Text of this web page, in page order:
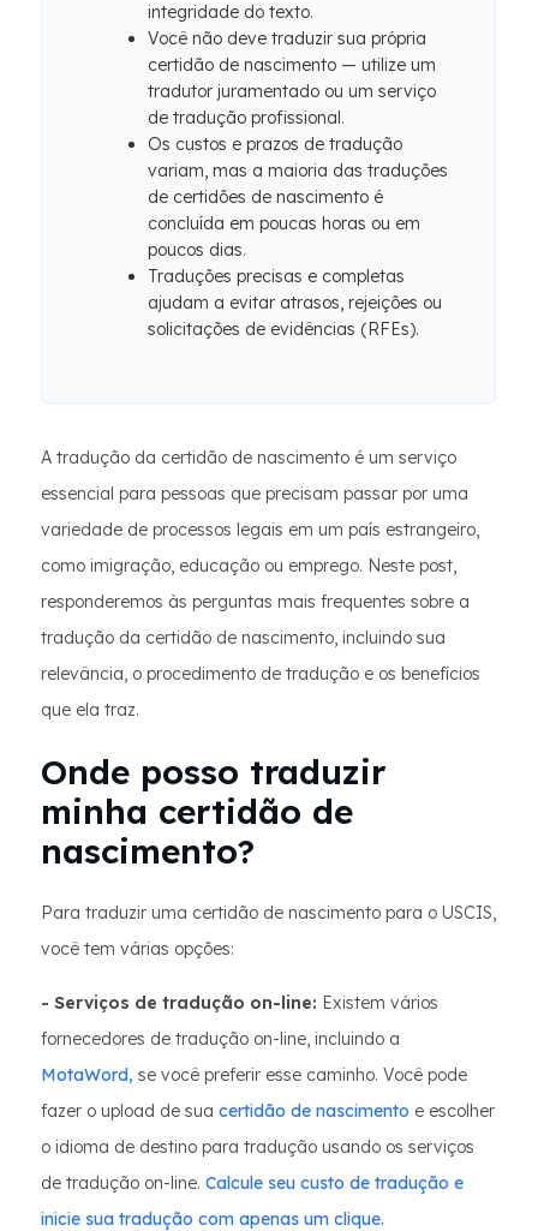
integridade do texto.
Você não deve traduzir sua própria
certidão de nascimento — utilize um
tradutor juramentado ou um serviço
de tradução profissional.
Os custos e prazos de tradução
variam, mas a maioria das traduções
de certidões de nascimento é
concluída em poucas horas ou em
poucos dias.
Traduções precisas e completas
ajudam a evitar atrasos, rejeições ou
solicitações de evidências (RFEs).
A tradução da certidão de nascimento é um serviço
essencial para pessoas que precisam passar por uma
variedade de processos legais em um país estrangeiro,
como imigração, educação ou emprego. Neste post,
responderemos às perguntas mais frequentes sobre a
tradução da certidão de nascimento, incluindo sua
relevância, o procedimento de tradução e os benefícios
que ela traz.
Onde posso traduzir
minha certidão de
nascimento?
Para traduzir uma certidão de nascimento para o USCIS,
você tem várias opções:
- Serviços de tradução on-line: Existem vários
fornecedores de tradução on-line, incluindo a
MotaWord, se você preferir esse caminho. Você pode
fazer o upload de sua certidão de nascimento e escolher
o idioma de destino para tradução usando os serviços
de tradução on-line. Calcule seu custo de tradução e
inicie sua tradução com apenas um clique.